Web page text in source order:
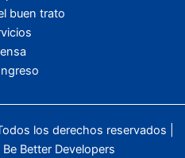
buen trato
los derechos reservados |
Be Better Developers